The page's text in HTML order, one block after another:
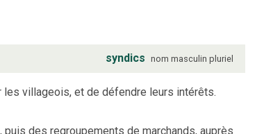
syndics nom masculin pluriel
les villageois, et de défendre leurs intérêts.
des regroupements de marchands, auprès